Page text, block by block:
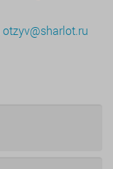
otzyv@sharlot.ru